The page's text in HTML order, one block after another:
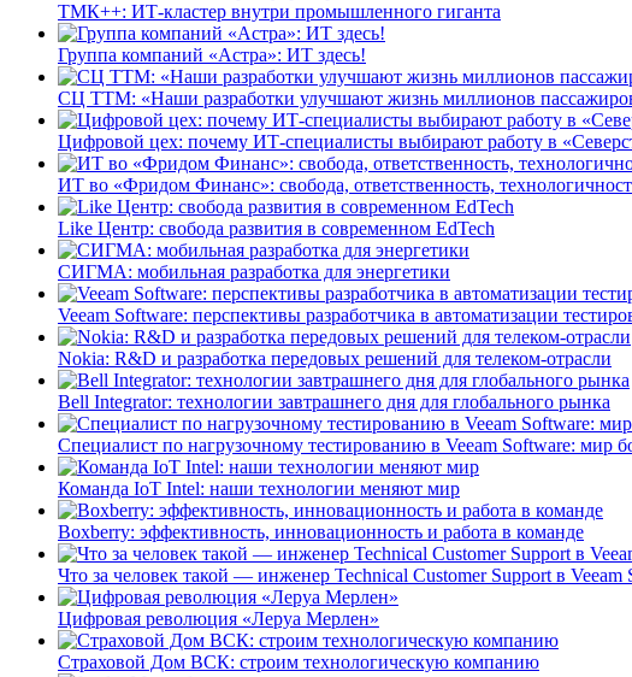
ТМК++: ИТ-кластер внутри промышленного гиганта
Группа компаний «Астра»: ИТ здесь!
СЦ ТТМ: «Наши разработки улучшают жизнь миллионов
Цифровой цех: почему ИТ-специалисты выбирают работу в
ИТ во «Фридом Финанс»: свобода, ответственность,
Like Центр: свобода развития в современном EdTech
СИГМА: мобильная разработка для энергетики
Veeam Software: перспективы разработчика в автоматизации
Nokia: R&D и разработка передовых решений для телеком-отрасли
Bell Integrator: технологии завтрашнего дня для глобального рынка
Специалист по нагрузочному тестированию в Veeam Software: мир
Команда IoT Intel: наши технологии меняют мир
Boxberry: эффективность, инновационность и работа в команде
Что за человек такой — инженер Technical Customer Support в Veeam
Цифровая революция «Леруа Мерлен»
Страховой Дом ВСК: строим технологическую компанию